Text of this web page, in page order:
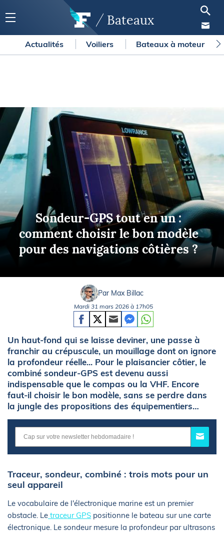
Bateaux
Actualités Voiliers Bateaux à moteur
Sondeur-GPS tout en un :
comment choisir le bon modèle
pour des navigations côtières ?
Par Max Billac
Mardi 31 mars 2026 à 17h05
Un haut-fond qui se laisse deviner, une passe à
franchir au crépuscule, un mouillage dont on ignore
la profondeur réelle... Pour le plaisancier côtier, le
combiné sondeur-GPS est devenu aussi
indispensable que le compas ou la VHF. Encore
faut-il choisir le bon modèle, sans se perdre dans
la jungle des propositions des équipementiers…
Traceur, sondeur, combiné : trois mots pour un
seul appareil
Le vocabulaire de l'électronique marine est un premier
obstacle. Le traceur GPS positionne le bateau sur une carte
électronique. Le sondeur mesure la profondeur par ultrasons